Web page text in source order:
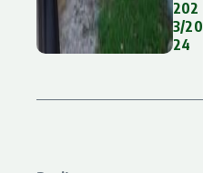
202
3/20
24